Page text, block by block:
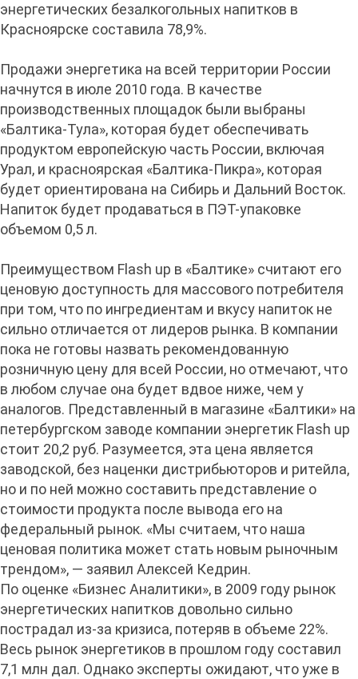
энергетических безалкогольных напитков в
Красноярске составила 78,9%.
Продажи энергетика на всей территории России
начнутся в июле 2010 года. В качестве
производственных площадок были выбраны
«Балтика-Тула», которая будет обеспечивать
продуктом европейскую часть России, включая
Урал, и красноярская «Балтика-Пикра», которая
будет ориентирована на Сибирь и Дальний Восток.
Напиток будет продаваться в ПЭТ-упаковке
объемом 0,5 л.
Преимуществом Flash up в «Балтике» считают его
ценовую доступность для массового потребителя
при том, что по ингредиентам и вкусу напиток не
сильно отличается от лидеров рынка. В компании
пока не готовы назвать рекомендованную
розничную цену для всей России, но отмечают, что
в любом случае она будет вдвое ниже, чем у
аналогов. Представленный в магазине «Балтики» на
петербургском заводе компании энергетик Flash up
стоит 20,2 руб. Разумеется, эта цена является
заводской, без наценки дистрибьюторов и ритейла,
но и по ней можно составить представление о
стоимости продукта после вывода его на
федеральный рынок. «Мы считаем, что наша
ценовая политика может стать новым рыночным
трендом», — заявил Алексей Кедрин.
По оценке «Бизнес Аналитики», в 2009 году рынок
энергетических напитков довольно сильно
пострадал из-за кризиса, потеряв в объеме 22%.
Весь рынок энергетиков в прошлом году составил
7,1 млн дал. Однако эксперты ожидают, что уже в